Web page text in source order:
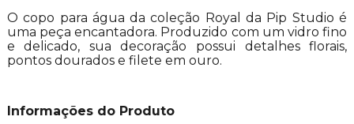
O copo para água da coleção Royal da Pip Studio é
uma peça encantadora. Produzido com um vidro fino
e delicado, sua decoração possui detalhes florais,
pontos dourados e filete em ouro.
Informações do Produto